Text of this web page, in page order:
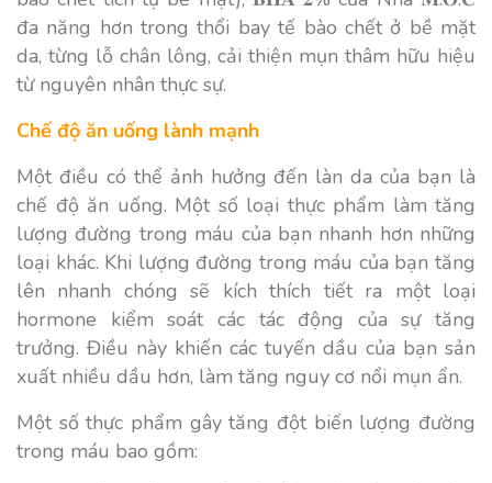
đa năng hơn trong thổi bay tế bào chết ở bề mặt
da, từng lỗ chân lông, cải thiện mụn thâm hữu hiệu
từ nguyên nhân thực sự.
Chế độ ăn uống lành mạnh
Một điều có thể ảnh hưởng đến làn da của bạn là
chế độ ăn uống. Một số loại thực phẩm làm tăng
lượng đường trong máu của bạn nhanh hơn những
loại khác. Khi lượng đường trong máu của bạn tăng
lên nhanh chóng sẽ kích thích tiết ra một loại
hormone kiểm soát các tác động của sự tăng
trưởng. Điều này khiến các tuyến dầu của bạn sản
xuất nhiều dầu hơn, làm tăng nguy cơ nổi mụn ẩn.
Một số thực phẩm gây tăng đột biến lượng đường
trong máu bao gồm: